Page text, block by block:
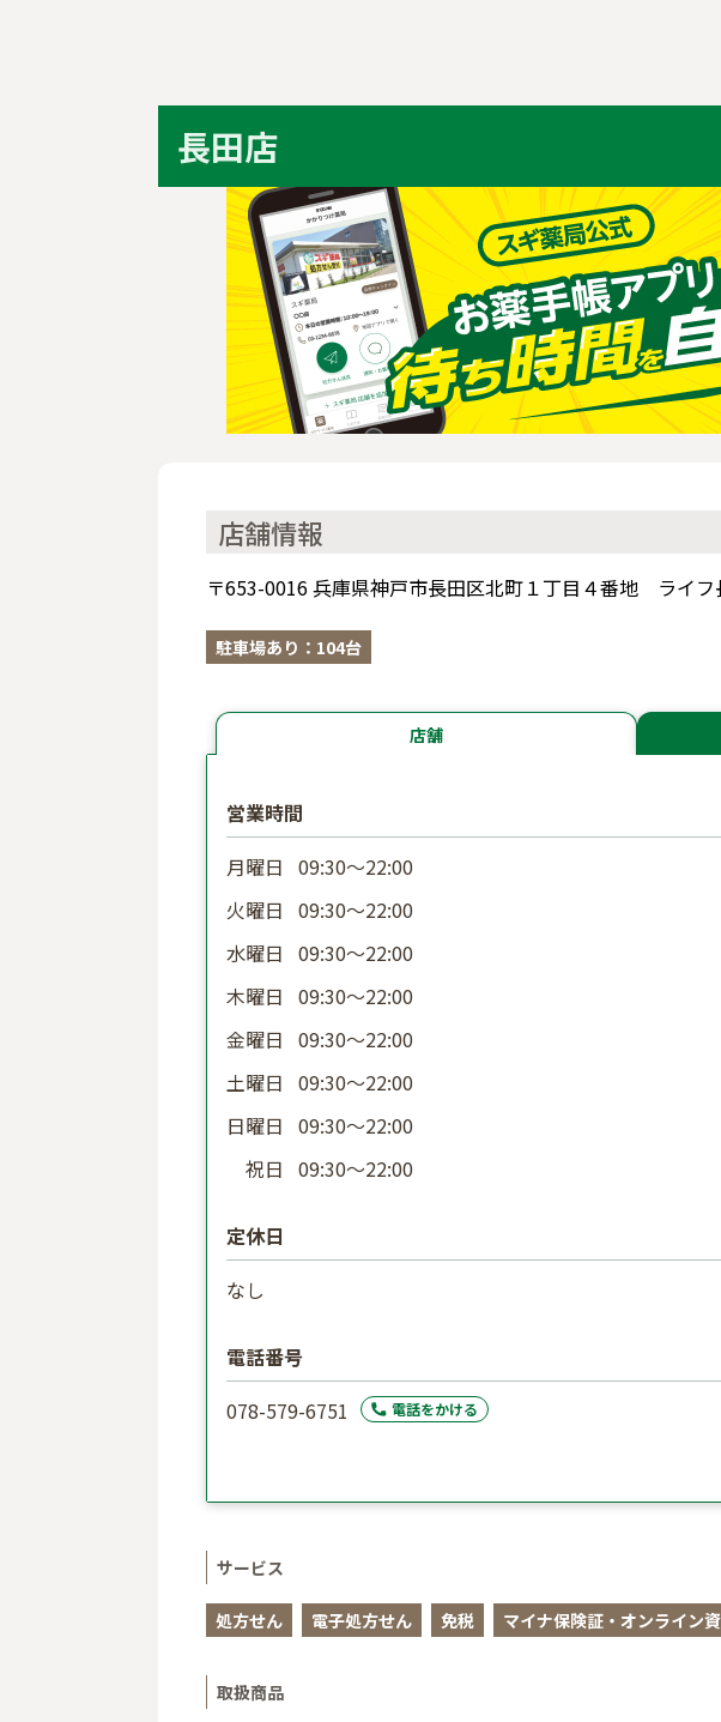
長田店
店舗情報
〒653-0016 兵庫県神戸市長田区北町１丁目４番地 ライフ
駐車場あり：104台
店舗
営業時間
月曜日 09:30〜22:00
火曜日 09:30〜22:00
水曜日 09:30〜22:00
木曜日 09:30〜22:00
金曜日 09:30〜22:00
土曜日 09:30〜22:00
日曜日 09:30〜22:00
祝日 09:30〜22:00
定休日
なし
電話番号
078-579-6751
電話をかける
サービス
処方せん 電子処方せん 免税 マイナ保険証・オンライン
取扱商品